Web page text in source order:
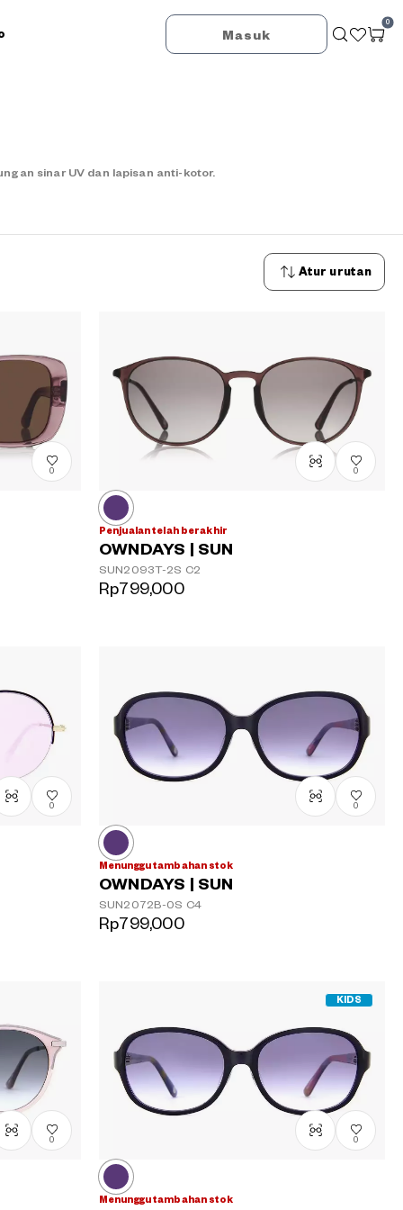
Masuk
0
sinar UV dan lapisan anti-kotor.
Atur urutan
termurah
Urutan
termahal
0 0
Penjualan telah berakhir
OWNDAYS | SUN
SUN2093T-2S C2
Rp799,000
0 0
Menunggu tambahan stok
OWNDAYS | SUN
SUN2072B-0S C4
Rp799,000
0
KIDS
0
Menunggu tambahan stok